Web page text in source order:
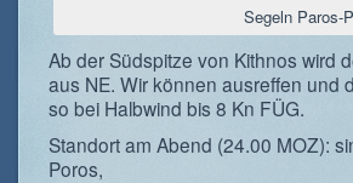
Segeln Paros-
Ab der Südspitze von Kithnos wird
aus NE. Wir können ausreffen und
so bei Halbwind bis 8 Kn FÜG.
Standort am Abend (24.00 MOZ):
Poros,